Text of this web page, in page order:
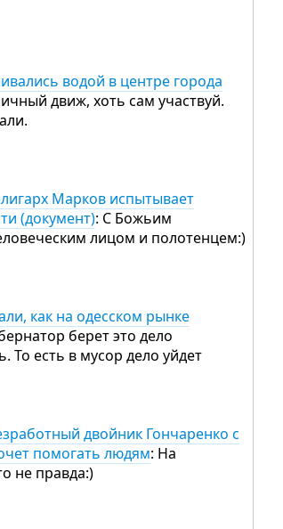
водой в центре города
движ, хоть сам участвуй.
Марков испытывает
(документ): С Божьим
лицом и полотенцем:)
как на одесском рынке
берет это дело
То есть в мусор дело уйдет
двойник Гончаренко с
помогать людям: На
не правда:)